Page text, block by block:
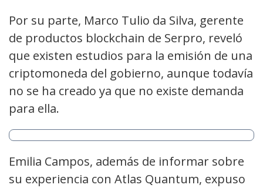
Por su parte, Marco Tulio da Silva, gerente
de productos blockchain de Serpro, reveló
que existen estudios para la emisión de una
criptomoneda del gobierno, aunque todavía
no se ha creado ya que no existe demanda
para ella.
Emilia Campos, además de informar sobre
su experiencia con Atlas Quantum, expuso